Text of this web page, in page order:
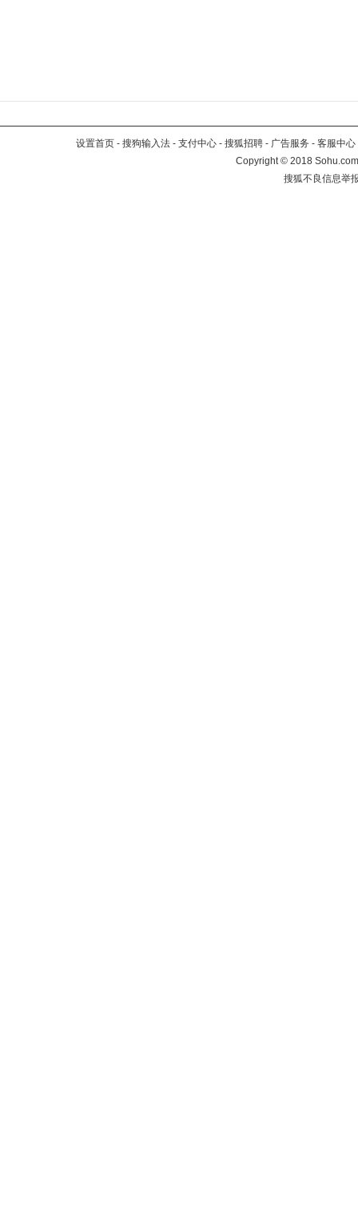
设置首页 - 搜狗输入法 - 支付中心 - 搜狐招聘 - 广告服务 - 客服中心
Copyright©2018
搜狐不良信息举